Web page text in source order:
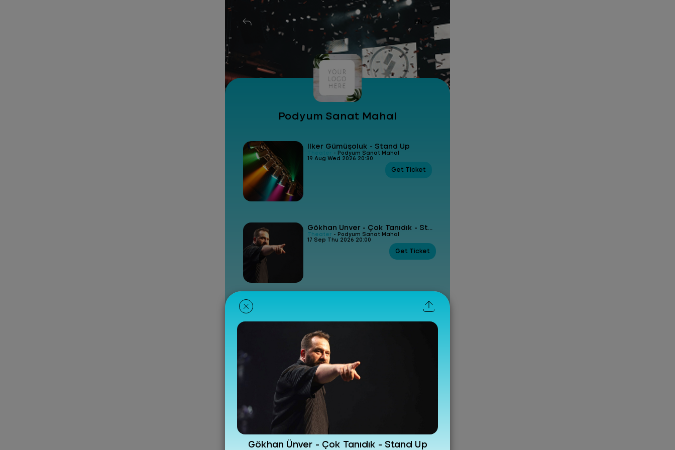
EN
Podyum Sanat Mahal
İlker Gümüşoluk - Stand Up
- Podyum Sanat Mahal
19 Aug Wed 2026 20:30
Get Ticket
Gökhan Ünver - Çok Tanıdık - Stand Up
Theater - Podyum Sanat Mahal
17 Sep Thu 2026 20:00
Get Ticket
80ler 90lar Gülümseten Hatıralar
26 Nov Thu 2026 20:00
Gökhan Ünver - Çok Tanıdık - Stand Up